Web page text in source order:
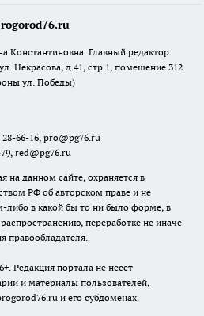
Константиновна. Главный редактор:
Некрасова, д.41, стр.1, помещение 312
ул. Победы)
28-66-16, pro@pg76.ru
, red@pg76.ru
на данном сайте, охраняется в
РФ об авторском праве и не
либо в какой бы то ни было форме, в
переработке не иначе
правообладателя.
Редакция портала не несет
и материалы пользователей,
и его субдоменах.